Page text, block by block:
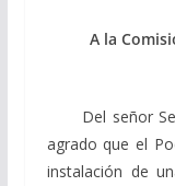
A la
Del señor
agrado que el
instalación de